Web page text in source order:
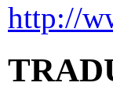
http://